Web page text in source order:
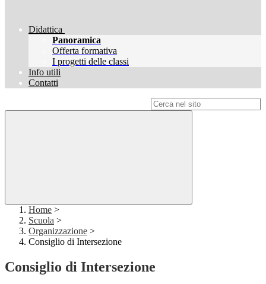
Didattica
Panoramica
Offerta formativa
I progetti delle classi
Info utili
Contatti
Home >
Scuola >
Organizzazione >
Consiglio di Intersezione
Consiglio di Intersezione